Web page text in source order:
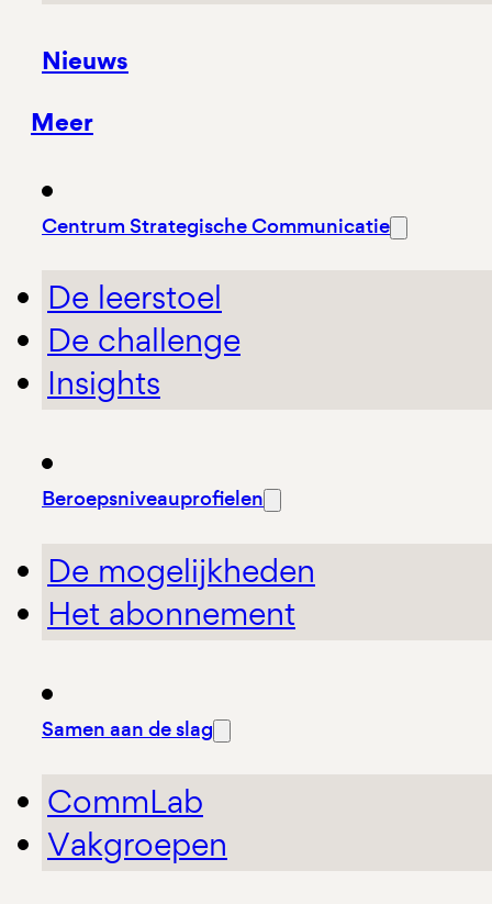
Nieuws
Meer
Centrum Strategische Communicatie
De leerstoel
De challenge
Insights
Beroepsniveauprofielen
De mogelijkheden
Het abonnement
Samen aan de slag
CommLab
Vakgroepen